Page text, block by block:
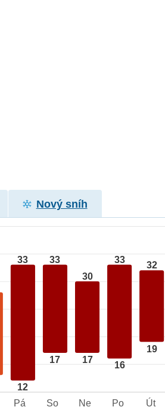
Nový sníh
33
12
33
17
30
17
33
16
32
19
Pá So Ne Po Út